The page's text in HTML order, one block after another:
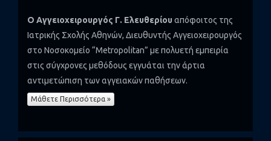
Ο Αγγειοχειρουργός Γ. Ελευθερίου απόφοιτος της
Ιατρικής Σχολής Αθηνών, Διευθυντής Αγγειοχειρουργός
στο Νοσοκομείο “Metropolitan” με πολυετή εμπειρία
στις σύγχρονες μεθόδους εγγυάται την άρτια
αντιμετώπιση των αγγειακών παθήσεων.
Μάθετε Περισσότερα »